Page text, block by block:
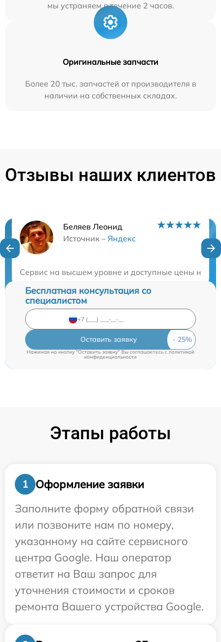
мы устраняем в течение 2 часов.
Оригинальные запчасти
Более 20 тыс. запчастей от производителя в
наличии на собственных складах.
Отзывы наших клиентов
Беляев Леонид
Источник – Яндекс
Сервис на высшем уровне и доступные цены на
Нужна консультация?
Бесплатная консультация со
специалистом
Оставить заявку
Нажимая на кнопку "Оставить заявку" Вы соглашаетесь c политикой
конфиденциальности
Этапы работы
1
Оформление заявки
Заполните форму обратной связи
или позвоните нам по номеру,
указанному на сайте сервисного
центра Google. Наш оператор
ответит на Ваш запрос для
уточнения стоимости и сроков
ремонта Вашего устройства Google.